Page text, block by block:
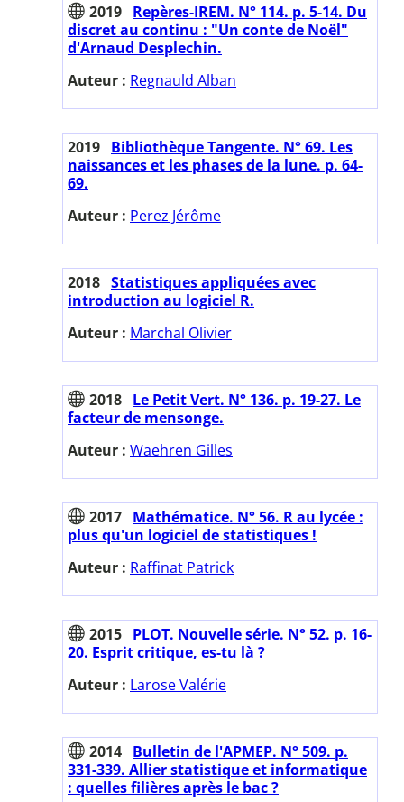
2019 Repères-IREM. N° 114. p. 5-14. Du
discret au continu : "Un conte de Noël"
d'Arnaud Desplechin.
Auteur : Regnauld Alban
2019 Bibliothèque Tangente. N° 69. Les
naissances et les phases de la lune. p. 64-
69.
Auteur : Perez Jérôme
2018 Statistiques appliquées avec
introduction au logiciel R.
Auteur : Marchal Olivier
2018 Le Petit Vert. N° 136. p. 19-27. Le
facteur de mensonge.
Auteur : Waehren Gilles
2017 Mathématice. N° 56. R au lycée :
plus qu'un logiciel de statistiques !
Auteur : Raffinat Patrick
2015 PLOT. Nouvelle série. N° 52. p. 16-
20. Esprit critique, es-tu là ?
Auteur : Larose Valérie
2014 Bulletin de l'APMEP. N° 509. p.
331-339. Allier statistique et informatique
: quelles filières après le bac ?